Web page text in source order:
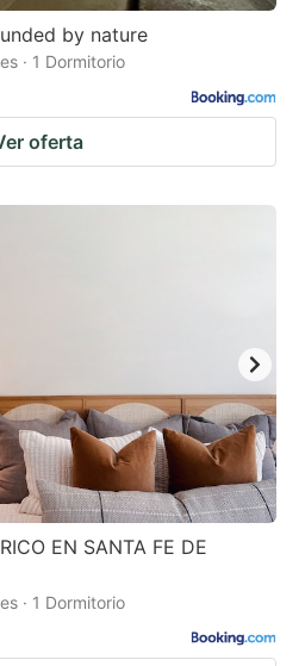
by nature
· 1 Dormitorio
oferta
EN SANTA FE DE
· 1 Dormitorio